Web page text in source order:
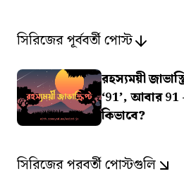
সিরিজের পূর্ববর্তী পোস্ট
রহস্যময়ী
‘91’, আবার 91
কিভাবে?
সিরিজের পরবর্তী পোস্টগুলি